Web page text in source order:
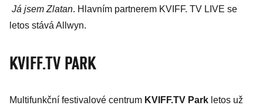
Já jsem Zlatan. Hlavním partnerem KVIFF. TV LIVE se
letos stává Allwyn.
KVIFF.TV PARK
Multifunkční festivalové centrum KVIFF.TV Park letos už